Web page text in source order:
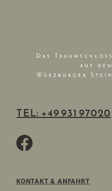
TEL: +49 931 97020
KONTAKT & ANFAHRT